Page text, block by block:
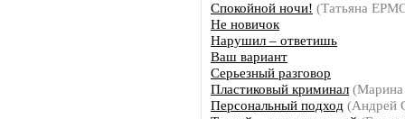
Спокойной ночи! (Татьяна
Не новичок
Нарушил – ответишь
Ваш вариант
Серьезный разговор
Пластиковый криминал
Персональный подход